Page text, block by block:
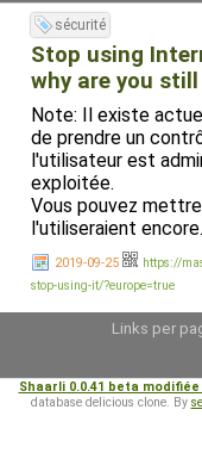
sécurité
Stop using
why are you
Note: Il existe
de prendre un
l'utilisateur est
exploitée.
Vous pouvez
l'utiliseraient encore.
2019-09-25
https://
stop-using-it/?europe=true
Links per
Shaarli 0.0.41 beta modifiée
database delicious clone. By